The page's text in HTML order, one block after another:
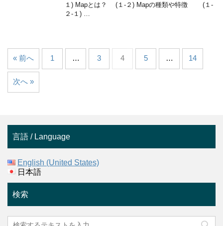
１) Mapとは？ (１-２) Mapの種類や特徴 (１-
２-１) …
« 前へ 1 … 3 4 5 … 14
次へ »
言語 / Language
English (United States)
日本語
検索